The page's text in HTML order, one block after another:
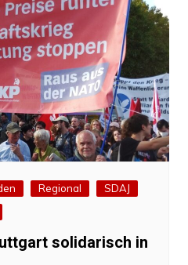
Regional
SDAJ
solidarisch in